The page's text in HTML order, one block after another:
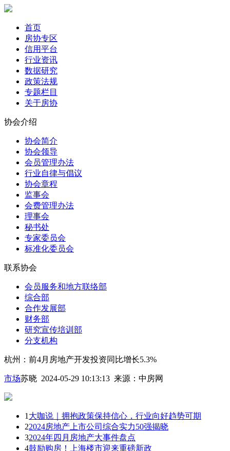
首页
房协专区
信用平台
行业资讯
数据研究
政策法规
专题栏目
关于房协
协会介绍
协会简介
协会领导
会员管理办法
行业自律与倡议
协会章程
监事会
会费管理办法
理事会
秘书处
专家委员会
标准化委员会
联系协会
会员服务和地方联络部
综合部
合作发展部
财务部
研究宣传培训部
分支机构
杭州：前4月房地产开发投资同比增长5.3%
市场苏晓 2024-05-29 10:13:13 来源： 中房网
1 大咖说｜拥抱政策保持信心，行业向好趋势可期
22024房地产上市公司综合实力50强揭晓
32024年四月房地产大事件盘点
4鼓励购房！上海楼市迎来重磅新政